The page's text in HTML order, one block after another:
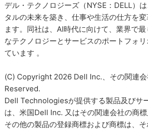
デル・テクノロジーズ（NYSE：DELL）
タルの未来を築き、仕事や生活の仕方を
ます。同社は、AI時代に向けて、業界で
なテクノロジーとサービスのポートフォ
ています 。
(C) Copyright 2026 Dell Inc.、その関連
Reserved.
Dell Technologiesが提供する製品及びサ
は、米国Dell Inc. 又はその関連会社の商標
その他の製品の登録商標および商標は、